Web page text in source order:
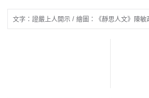
文字：證嚴上人開示 / 繪圖：《靜思人文》陳敏